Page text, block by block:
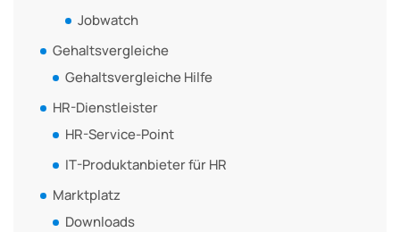
Jobwatch
Gehaltsvergleiche
Gehaltsvergleiche Hilfe
HR-Dienstleister
HR-Service-Point
IT-Produktanbieter für HR
Marktplatz
Downloads